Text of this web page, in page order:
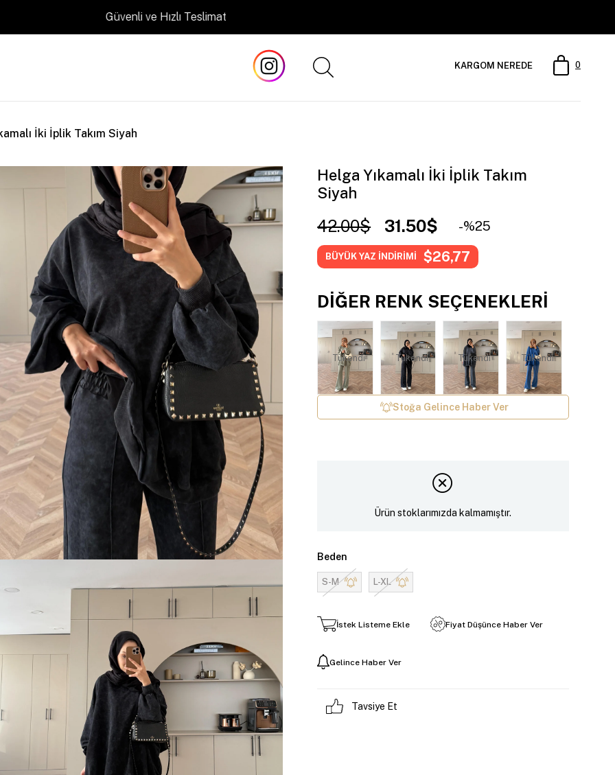
Güvenli ve Hızlı Teslimat
0
KARGOM NEREDE
İki İplik Takım Siyah
Helga Yıkamalı İki İplik Takım
Siyah
42.00$ 31.50$ 25
BÜYÜK YAZ İNDİRİMİ $26,77
DIĞER RENK SEÇENEKLERI
Tükendi Tükendi Tükendi Tükendi
Stoğa Gelince Haber Ver
Ürün stoklarımızda kalmamıştır.
Beden
S-M L-XL
İstek Listeme Ekle Fiyat Düşünce Haber Ver
Gelince Haber Ver
Tavsiye Et